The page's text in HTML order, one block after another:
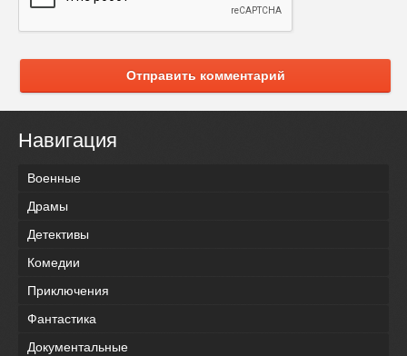
Отправить комментарий
Навигация
Военные
Драмы
Детективы
Комедии
Приключения
Фантастика
Документальные